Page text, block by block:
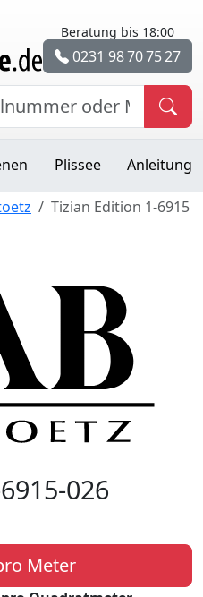
Beratung bis 18:00
0231 98 70 75 27
Plissee Anleitung
Tizian Edition 1-6915
026
Meter